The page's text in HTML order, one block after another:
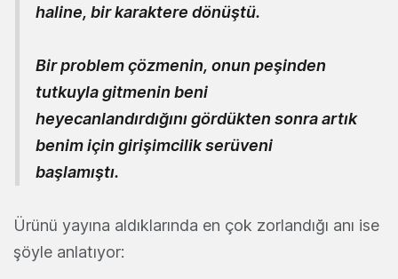
haline, bir karaktere dönüştü.
Bir problem çözmenin, onun peşinden
tutkuyla gitmenin beni
heyecanlandırdığını gördükten sonra artık
benim için girişimcilik serüveni
başlamıştı.
Ürünü yayına aldıklarında en çok zorlandığı anı ise
şöyle anlatıyor: